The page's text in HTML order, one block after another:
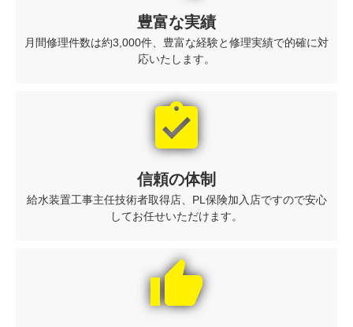
豊富な実績
月間修理件数は約3,000件、豊富な経験と修理実績で的確に対
応いたします。
assignment_turned_in
信頼の体制
給水装置工事主任技術者取得店、PL保険加入店ですので安心
してお任せいただけます。
thumb_up